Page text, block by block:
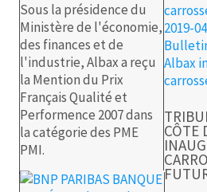
Sous la présidence du
Ministère de l'économie,
des finances et de
l'industrie, Albax a reçu
la Mention du Prix
Français Qualité et
Performence 2007 dans
la catégorie des PME
PMI.
CÔTE